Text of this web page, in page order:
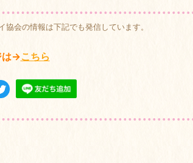
会の情報は下記でも発信しています。
は→こちら